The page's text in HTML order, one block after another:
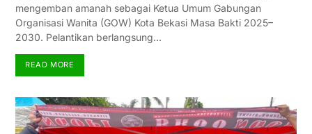
mengemban amanah sebagai Ketua Umum Gabungan
Organisasi Wanita (GOW) Kota Bekasi Masa Bakti 2025–
2030. Pelantikan berlangsung…
READ MORE